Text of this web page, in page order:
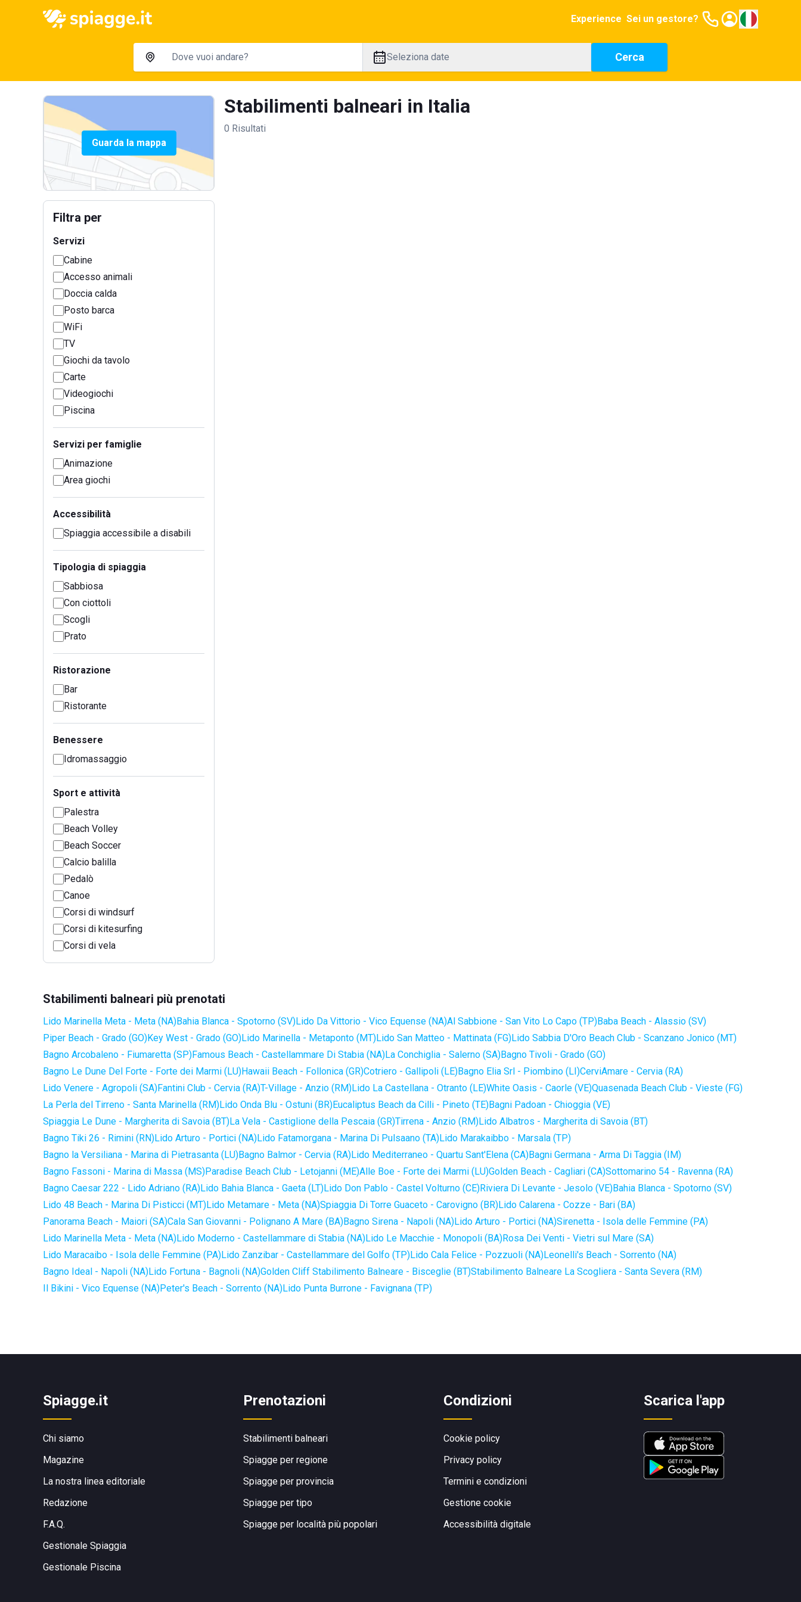
Experience Sei un gestore?
Seleziona date Cerca
Guarda la mappa
Filtra per
Servizi
Cabine
Accesso animali
Doccia calda
Posto barca
WiFi
TV
Giochi da tavolo
Carte
Videogiochi
Piscina
Servizi per famiglie
Animazione
Area giochi
Accessibilità
Spiaggia accessibile a disabili
Tipologia di spiaggia
Sabbiosa
Con ciottoli
Scogli
Prato
Ristorazione
Bar
Ristorante
Benessere
Idromassaggio
Sport e attività
Palestra
Beach Volley
Beach Soccer
Calcio balilla
Pedalò
Canoe
Corsi di windsurf
Corsi di kitesurfing
Corsi di vela
Stabilimenti balneari in Italia
0 Risultati
Stabilimenti balneari più prenotati
Lido Marinella Meta - Meta (NA)Bahia Blanca - Spotorno (SV)Lido Da Vittorio - Vico Equense (NA)Al Sabbione - San Vito Lo Capo (TP)Baba Beach - Alassio (SV)
Piper Beach - Grado (GO)Key West - Grado (GO)Lido Marinella - Metaponto (MT)Lido San Matteo - Mattinata (FG)Lido Sabbia D'Oro Beach Club - Scanzano Jonico (MT)
Bagno Arcobaleno - Fiumaretta (SP)Famous Beach - Castellammare Di Stabia (NA)La Conchiglia - Salerno (SA)Bagno Tivoli - Grado (GO)
Bagno Le Dune Del Forte - Forte dei Marmi (LU)Hawaii Beach - Follonica (GR)Cotriero - Gallipoli (LE)Bagno Elia Srl - Piombino (LI)CerviAmare - Cervia (RA)
Lido Venere - Agropoli (SA)Fantini Club - Cervia (RA)T-Village - Anzio (RM)Lido La Castellana - Otranto (LE)White Oasis - Caorle (VE)Quasenada Beach Club - Vieste (FG)
La Perla del Tirreno - Santa Marinella (RM)Lido Onda Blu - Ostuni (BR)Eucaliptus Beach da Cilli - Pineto (TE)Bagni Padoan - Chioggia (VE)
Spiaggia Le Dune - Margherita di Savoia (BT)La Vela - Castiglione della Pescaia (GR)Tirrena - Anzio (RM)Lido Albatros - Margherita di Savoia (BT)
Bagno Tiki 26 - Rimini (RN)Lido Arturo - Portici (NA)Lido Fatamorgana - Marina Di Pulsaano (TA)Lido Marakaibbo - Marsala (TP)
Bagno la Versiliana - Marina di Pietrasanta (LU)Bagno Balmor - Cervia (RA)Lido Mediterraneo - Quartu Sant'Elena (CA)Bagni Germana - Arma Di Taggia (IM)
Bagno Fassoni - Marina di Massa (MS)Paradise Beach Club - Letojanni (ME)Alle Boe - Forte dei Marmi (LU)Golden Beach - Cagliari (CA)Sottomarino 54 - Ravenna (RA)
Bagno Caesar 222 - Lido Adriano (RA)Lido Bahia Blanca - Gaeta (LT)Lido Don Pablo - Castel Volturno (CE)Riviera Di Levante - Jesolo (VE)Bahia Blanca - Spotorno (SV)
Lido 48 Beach - Marina Di Pisticci (MT)Lido Metamare - Meta (NA)Spiaggia Di Torre Guaceto - Carovigno (BR)Lido Calarena - Cozze - Bari (BA)
Panorama Beach - Maiori (SA)Cala San Giovanni - Polignano A Mare (BA)Bagno Sirena - Napoli (NA)Lido Arturo - Portici (NA)Sirenetta - Isola delle Femmine (PA)
Lido Marinella Meta - Meta (NA)Lido Moderno - Castellammare di Stabia (NA)Lido Le Macchie - Monopoli (BA)Rosa Dei Venti - Vietri sul Mare (SA)
Lido Maracaibo - Isola delle Femmine (PA)Lido Zanzibar - Castellammare del Golfo (TP)Lido Cala Felice - Pozzuoli (NA)Leonelli's Beach - Sorrento (NA)
Bagno Ideal - Napoli (NA)Lido Fortuna - Bagnoli (NA)Golden Cliff Stabilimento Balneare - Bisceglie (BT)Stabilimento Balneare La Scogliera - Santa Severa (RM)
Il Bikini - Vico Equense (NA)Peter's Beach - Sorrento (NA)Lido Punta Burrone - Favignana (TP)
Spiagge.it
Chi siamo
Magazine
La nostra linea editoriale
Redazione
F.A.Q.
Gestionale Spiaggia
Gestionale Piscina
Prenotazioni
Stabilimenti balneari
Spiagge per regione
Spiagge per provincia
Spiagge per tipo
Spiagge per località più popolari
Condizioni
Cookie policy
Privacy policy
Termini e condizioni
Gestione cookie
Accessibilità digitale
Scarica l'app